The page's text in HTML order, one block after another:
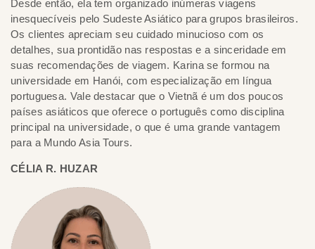
Desde então, ela tem organizado inúmeras viagens
inesquecíveis pelo Sudeste Asiático para grupos brasileiros.
Os clientes apreciam seu cuidado minucioso com os
detalhes, sua prontidão nas respostas e a sinceridade em
suas recomendações de viagem. Karina se formou na
universidade em Hanói, com especialização em língua
portuguesa. Vale destacar que o Vietnã é um dos poucos
países asiáticos que oferece o português como disciplina
principal na universidade, o que é uma grande vantagem
para a Mundo Asia Tours.
CÉLIA R. HUZAR